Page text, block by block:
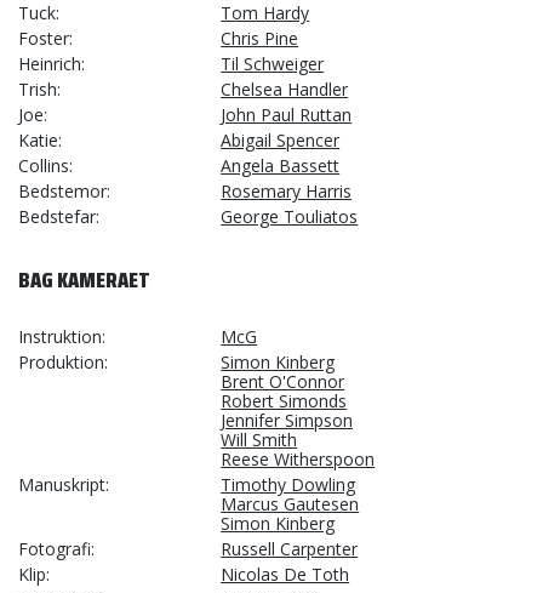
Tuck
Tom Hardy
Foster
Chris Pine
Heinrich
Til Schweiger
Trish
Chelsea Handler
Joe
John Paul Ruttan
Katie
Abigail Spencer
Collins
Angela Bassett
Bedstemor
Rosemary Harris
Bedstefar
George Touliatos
BAG KAMERAET
Instruktion
McG
Produktion
Simon Kinberg
Brent O'Connor
Robert Simonds
Jennifer Simpson
Will Smith
Reese Witherspoon
Manuskript
Timothy Dowling
Marcus Gautesen
Simon Kinberg
Fotografi
Russell Carpenter
Klip
Nicolas De Toth